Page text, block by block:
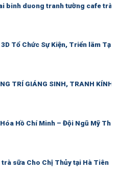
binh duong tranh tường cafe trà
Tổ Chức Sự Kiện, Triển lãm Tại
TRÍ GIÁNG SINH, TRANH KÍNH
Hồ Chí Minh – Đội Ngũ Mỹ
sữa Cho Chị Thủy tại Hà Tiên